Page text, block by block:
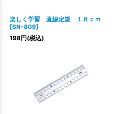
楽しく学習 直線定規 １８ｃｍ
[SN-809]
198円(税込)